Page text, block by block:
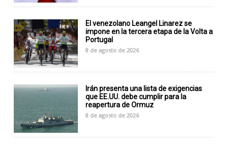
El venezolano Leangel Linarez se
impone en la tercera etapa de la Volta a
Portugal
8 de agosto de 2026
Irán presenta una lista de exigencias
que EE.UU. debe cumplir para la
reapertura de Ormuz
8 de agosto de 2026